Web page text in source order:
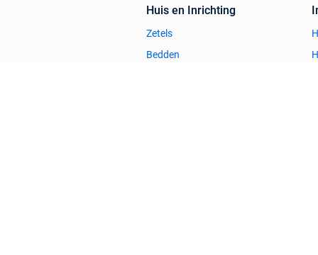
Huis en Inrichting
Zetels
Bedden